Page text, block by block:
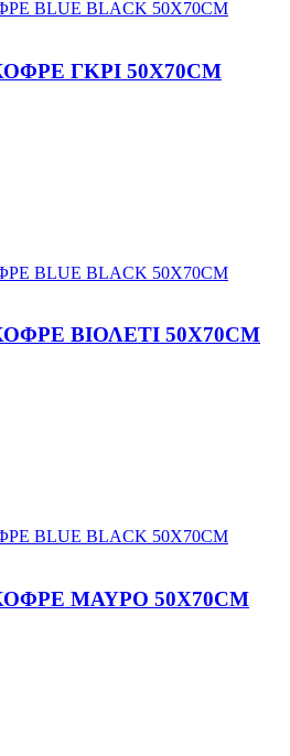
ΓΚΡΙ 50X70CM
ΒΙΟΛΕΤΙ 50X70CM
ΜΑΥΡΟ 50X70CM